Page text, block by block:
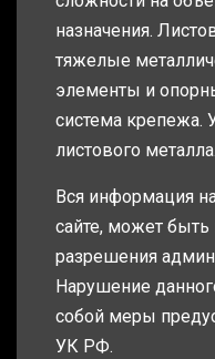
назначения.
тяжелые
элементы и
система крепежа.
листового металла.
Вся информация
сайте, может быть
разрешения
Нарушение
собой меры
УК РФ.